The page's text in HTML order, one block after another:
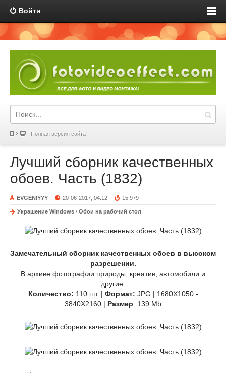
Войти
Полная версия сайта
Лучший сборник качественных
обоев. Часть (1832)
EVGENIYYY 20-06-2017, 04:12 15 979
Украшение Windows / Обои на рабочий стол
Замечательный сборник качественных обоев в высоком
разрешении.
В архиве фотографии природы, креатив, автомобили и
другие.
Количество: 110 шт. | Формат: JPG | 1680X1050 -
3840X2160 | Размер: 139 Mb